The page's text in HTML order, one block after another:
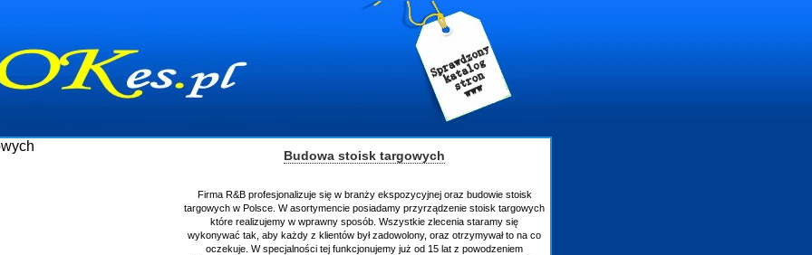
Budowa stoisk targowych
Firma R&B profesjonalizuje się w branży ekspozycyjnej oraz budowie stoisk
targowych w Polsce. W asortymencie posiadamy przyrządzenie stoisk targowych
które realizujemy w wprawny sposób. Wszystkie zlecenia staramy się
wykonywać tak, aby każdy z klientów był zadowolony, oraz otrzymywał to na co
oczekuje. W specjalności tej funkcjonujemy już od 15 lat z powodzeniem